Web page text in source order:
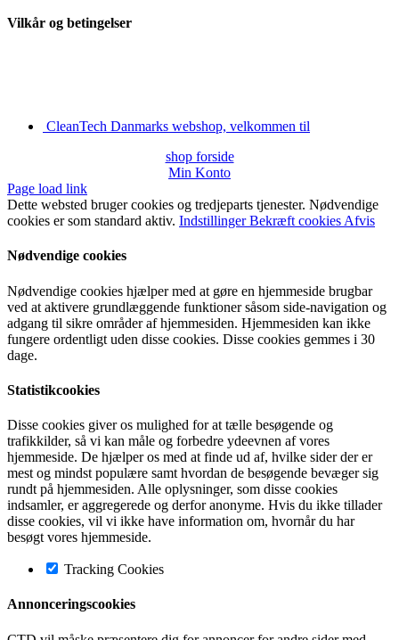
Vilkår og betingelser
CleanTech Danmarks webshop, velkommen til
shop forside
Min Konto
Page load link
Dette websted bruger cookies og tredjeparts tjenester. Nødvendige
cookies er som standard aktiv. IndstillingerBekræft cookies Afvis
Nødvendige cookies
Nødvendige cookies hjælper med at gøre en hjemmeside brugbar
ved at aktivere grundlæggende funktioner såsom side-navigation og
adgang til sikre områder af hjemmesiden. Hjemmesiden kan ikke
fungere ordentligt uden disse cookies. Disse cookies gemmes i 30
dage.
Statistikcookies
Disse cookies giver os mulighed for at tælle besøgende og
trafikkilder, så vi kan måle og forbedre ydeevnen af vores
hjemmeside. De hjælper os med at finde ud af, hvilke sider der er
mest og mindst populære samt hvordan de besøgende bevæger sig
rundt på hjemmesiden. Alle oplysninger, som disse cookies
indsamler, er aggregerede og derfor anonyme. Hvis du ikke tillader
disse cookies, vil vi ikke have information om, hvornår du har
besøgt vores hjemmeside.
Tracking Cookies
Annonceringscookies